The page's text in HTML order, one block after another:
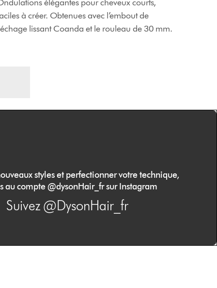
élégantes pour cheveux courts,
à créer. Obtenues avec l’embout de
lissant Coanda et le rouleau de 30 mm.
styles et perfectionner votre technique,
au compte @dysonHair_fr sur Instagram
Suivez @DysonHair_fr